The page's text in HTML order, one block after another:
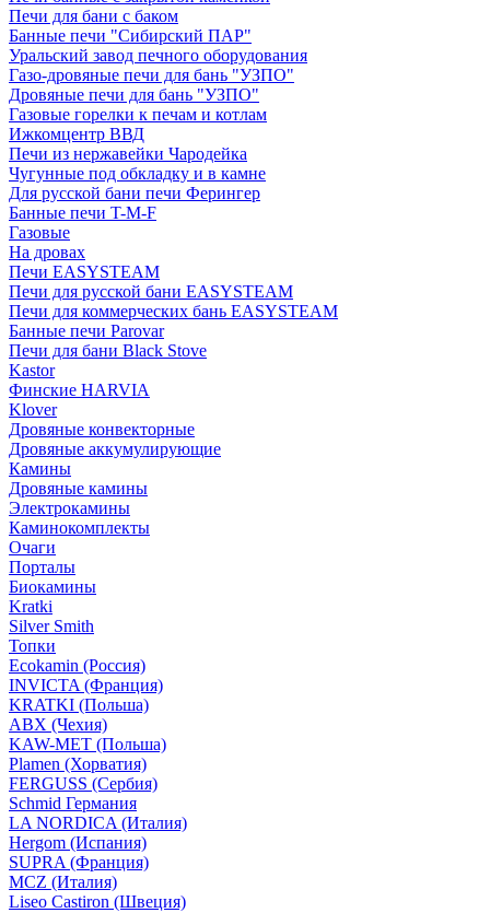
Печи для бани с баком
Банные печи "Сибирский ПАР"
Уральский завод печного оборудования
Газо-дровяные печи для бань "УЗПО"
Дровяные печи для бань "УЗПО"
Газовые горелки к печам и котлам
Ижкомцентр ВВД
Печи из нержавейки Чародейка
Чугунные под обкладку и в камне
Для русской бани печи Ферингер
Банные печи T-M-F
Газовые
На дровах
Печи EASYSTEAM
Печи для русской бани EASYSTEAM
Печи для коммерческих бань EASYSTEAM
Банные печи Parovar
Печи для бани Black Stove
Kastor
Финские HARVIA
Klover
Дровяные конвекторные
Дровяные аккумулирующие
Камины
Дровяные камины
Электрокамины
Каминокомплекты
Очаги
Порталы
Биокамины
Kratki
Silver Smith
Топки
Ecokamin (Россия)
INVICTA (Франция)
KRATKI (Польша)
ABX (Чехия)
KAW-MET (Польша)
Plamen (Хорватия)
FERGUSS (Сербия)
Schmid Германия
LA NORDICA (Италия)
Hergom (Испания)
SUPRA (Франция)
MCZ (Италия)
Liseo Castiron (Швеция)